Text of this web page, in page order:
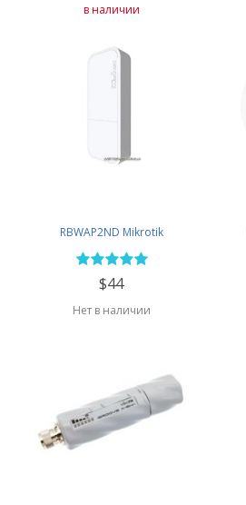
в наличии
RBWAP2ND Mikrotik
$44
Нет в наличии